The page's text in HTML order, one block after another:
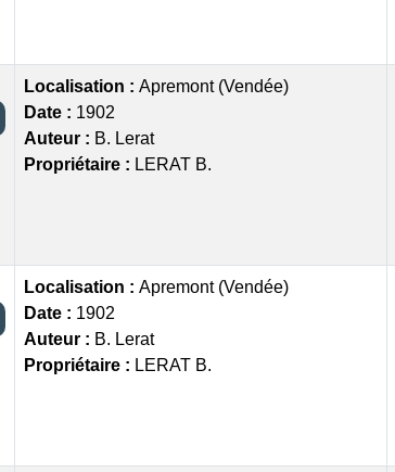
Localisation : Apremont (Vendée)
Date : 1902
Auteur : B. Lerat
Propriétaire : LERAT B.
Localisation : Apremont (Vendée)
Date : 1902
Auteur : B. Lerat
Propriétaire : LERAT B.